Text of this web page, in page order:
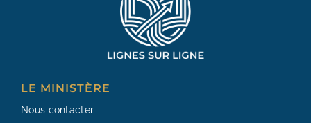
LE MINISTÈRE
Nous contacter